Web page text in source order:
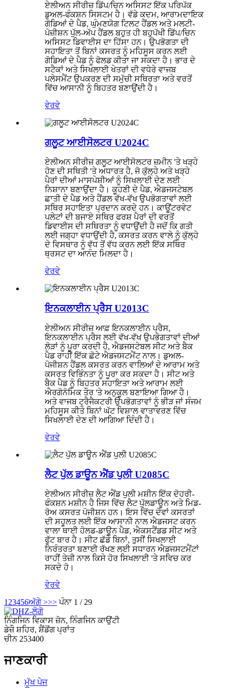
ਏਲੀਅਨ ਸੀਰੀਜ਼ ਡਿੱਪ/ਚਿਨ ਅਸਿਸਟ ਇੱਕ ਪਰਿਪੱਕ
ਡੁਅਲ-ਫੰਕਸ਼ਨ ਸਿਸਟਮ ਹੈ। ਵੱਡੇ ਕਦਮ, ਆਰਾਮਦਾਇਕ
ਗੋਡਿਆਂ ਦੇ ਪੈਡ, ਘੁੰਮਣਯੋਗ ਟਿਲਟ ਹੈਂਡਲ ਅਤੇ ਮਲਟੀ-
ਪੋਜ਼ੀਸ਼ਨ ਪੁੱਲ-ਅੱਪ ਹੈਂਡਲ ਬਹੁਤ ਹੀ ਬਹੁਪੱਖੀ ਡਿੱਪ/ਚਿਨ
ਅਸਿਸਟ ਡਿਵਾਈਸ ਦਾ ਹਿੱਸਾ ਹਨ। ਉਪਭੋਗਤਾ ਦੀ
ਸਹਾਇਤਾ ਤੋਂ ਬਿਨਾਂ ਕਸਰਤ ਨੂੰ ਮਹਿਸੂਸ ਕਰਨ ਲਈ
ਗੋਡਿਆਂ ਦੇ ਪੈਡ ਨੂੰ ਫੋਲਡ ਕੀਤਾ ਜਾ ਸਕਦਾ ਹੈ। ਭਾਰ ਦੇ
ਸਟੈਕਾਂ ਅਤੇ ਸਿਖਲਾਈ ਖੇਤਰਾਂ ਦੀ ਵਧੇਰੇ ਵਾਜਬ
ਪਲੇਸਮੈਂਟ ਉਪਕਰਣ ਦੀ ਸਮੁੱਚੀ ਸਥਿਰਤਾ ਅਤੇ ਵਰਤੋਂ
ਵਿੱਚ ਆਸਾਨੀ ਨੂੰ ਬਿਹਤਰ ਬਣਾਉਂਦੀ ਹੈ।
ਵੇਰਵੇ
ਗਲੂਟ ਆਈਸੋਲਟਰ U2024C
ਏਲੀਅਨ ਸੀਰੀਜ਼ ਗਲੂਟ ਆਈਸੋਲਟਰ ਜ਼ਮੀਨ 'ਤੇ ਖੜ੍ਹੇ
ਹੋਣ ਦੀ ਸਥਿਤੀ 'ਤੇ ਅਧਾਰਤ ਹੈ, ਜੋ ਕੁੱਲ੍ਹੇ ਅਤੇ ਖੜ੍ਹੇ
ਪੈਰਾਂ ਦੀਆਂ ਮਾਸਪੇਸ਼ੀਆਂ ਨੂੰ ਸਿਖਲਾਈ ਦੇਣ ਲਈ
ਨਿਸ਼ਾਨਾ ਬਣਾਉਂਦਾ ਹੈ। ਕੂਹਣੀ ਦੇ ਪੈਡ, ਐਡਜਸਟੇਬਲ
ਛਾਤੀ ਦੇ ਪੈਡ ਅਤੇ ਹੈਂਡਲ ਵੱਖ-ਵੱਖ ਉਪਭੋਗਤਾਵਾਂ ਲਈ
ਸਥਿਰ ਸਹਾਇਤਾ ਪ੍ਰਦਾਨ ਕਰਦੇ ਹਨ। ਕਾਊਂਟਰਵੇਟ
ਪਲੇਟਾਂ ਦੀ ਬਜਾਏ ਸਥਿਰ ਫਰਸ਼ ਪੈਰਾਂ ਦੀ ਵਰਤੋਂ
ਡਿਵਾਈਸ ਦੀ ਸਥਿਰਤਾ ਨੂੰ ਵਧਾਉਂਦੀ ਹੈ ਜਦੋਂ ਕਿ ਗਤੀ
ਲਈ ਜਗ੍ਹਾ ਵਧਾਉਂਦੀ ਹੈ, ਕਸਰਤ ਕਰਨ ਵਾਲੇ ਨੂੰ ਕੁੱਲ੍ਹੇ
ਦੇ ਵਿਸਥਾਰ ਨੂੰ ਵੱਧ ਤੋਂ ਵੱਧ ਕਰਨ ਲਈ ਇੱਕ ਸਥਿਰ
ਥ੍ਰਸਟ ਦਾ ਆਨੰਦ ਮਿਲਦਾ ਹੈ।
ਵੇਰਵੇ
ਇਨਕਲਾਈਨ ਪ੍ਰੈਸ U2013C
ਏਲੀਅਨ ਸੀਰੀਜ਼ ਆਫ਼ ਇਨਕਲਾਈਨ ਪ੍ਰੈਸ,
ਇਨਕਲਾਈਨ ਪ੍ਰੈਸ ਲਈ ਵੱਖ-ਵੱਖ ਉਪਭੋਗਤਾਵਾਂ ਦੀਆਂ
ਲੋੜਾਂ ਨੂੰ ਪੂਰਾ ਕਰਦੀ ਹੈ, ਐਡਜਸਟੇਬਲ ਸੀਟ ਅਤੇ ਬੈਕ
ਪੈਡ ਰਾਹੀਂ ਇੱਕ ਛੋਟੇ ਐਡਜਸਟਮੈਂਟ ਨਾਲ। ਡੁਅਲ-
ਪੋਜੀਸ਼ਨ ਹੈਂਡਲ ਕਸਰਤ ਕਰਨ ਵਾਲਿਆਂ ਦੇ ਆਰਾਮ ਅਤੇ
ਕਸਰਤ ਵਿਭਿੰਨਤਾ ਨੂੰ ਪੂਰਾ ਕਰ ਸਕਦਾ ਹੈ। ਸੀਟ ਅਤੇ
ਬੈਕ ਪੈਡ ਨੂੰ ਬਿਹਤਰ ਸਹਾਇਤਾ ਅਤੇ ਆਰਾਮ ਲਈ
ਐਰਗੋਨੋਮਿਕ ਤੌਰ 'ਤੇ ਅਨੁਕੂਲ ਬਣਾਇਆ ਗਿਆ ਹੈ।
ਅਤੇ ਵਾਜਬ ਟ੍ਰੈਜੈਕਟਰੀ ਉਪਭੋਗਤਾਵਾਂ ਨੂੰ ਭੀੜ ਜਾਂ ਸੰਜਮ
ਮਹਿਸੂਸ ਕੀਤੇ ਬਿਨਾਂ ਘੱਟ ਵਿਸ਼ਾਲ ਵਾਤਾਵਰਣ ਵਿੱਚ
ਸਿਖਲਾਈ ਦੇਣ ਦੀ ਆਗਿਆ ਦਿੰਦੀ ਹੈ।
ਵੇਰਵੇ
ਲੈਟ ਪੁੱਲ ਡਾਊਨ ਐਂਡ ਪੁਲੀ U2085C
ਏਲੀਅਨ ਸੀਰੀਜ਼ ਲੈਟ ਐਂਡ ਪੁਲੀ ਮਸ਼ੀਨ ਇੱਕ ਦੋਹਰੀ-
ਫੰਕਸ਼ਨ ਮਸ਼ੀਨ ਹੈ ਜਿਸ ਵਿੱਚ ਲੈਟ ਪੁੱਲਡਾਊਨ ਅਤੇ ਮਿਡ-
ਰੋਅ ਕਸਰਤ ਪੋਜੀਸ਼ਨ ਹਨ। ਇਸ ਵਿੱਚ ਦੋਵਾਂ ਕਸਰਤਾਂ
ਦੀ ਸਹੂਲਤ ਲਈ ਇੱਕ ਆਸਾਨੀ ਨਾਲ ਐਡਜਸਟ ਕਰਨ
ਵਾਲਾ ਥਾਈ ਹੋਲਡ-ਡਾਊਨ ਪੈਡ, ਐਕਸਟੈਂਡਡ ਸੀਟ ਅਤੇ
ਫੁੱਟ ਬਾਰ ਹੈ। ਸੀਟ ਛੱਡੇ ਬਿਨਾਂ, ਤੁਸੀਂ ਸਿਖਲਾਈ
ਨਿਰੰਤਰਤਾ ਬਣਾਈ ਰੱਖਣ ਲਈ ਸਧਾਰਨ ਐਡਜਸਟਮੈਂਟਾਂ
ਰਾਹੀਂ ਤੇਜ਼ੀ ਨਾਲ ਕਿਸੇ ਹੋਰ ਸਿਖਲਾਈ 'ਤੇ ਸਵਿਚ ਕਰ
ਸਕਦੇ ਹੋ।
ਵੇਰਵੇ
1 23456ਅੱਗੇ >>> ਪੰਨਾ 1 / 29
ਨਿੰਗਜਿਨ ਵਿਕਾਸ ਜ਼ੋਨ, ਨਿੰਗਜਿਨ ਕਾਉਂਟੀ
ਡੇਜ਼ੌ ਸ਼ਹਿਰ, ਸ਼ੈਂਡੋਂਗ ਪ੍ਰਾਂਤ
ਚੀਨ 253400
ਜਾਣਕਾਰੀ
ਮੁੱਖ ਪੇਜ